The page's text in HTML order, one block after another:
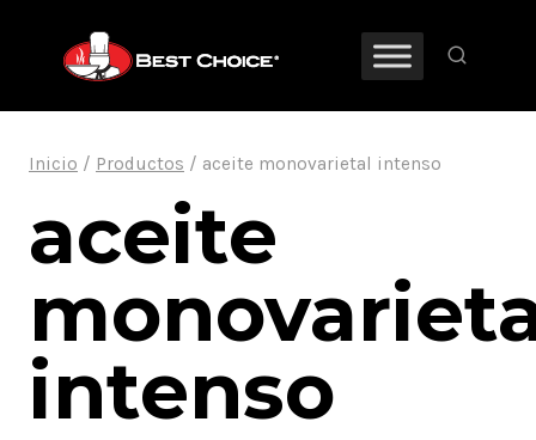
contenido
Inicio / Productos / aceite monovarietal intenso
aceite
intenso